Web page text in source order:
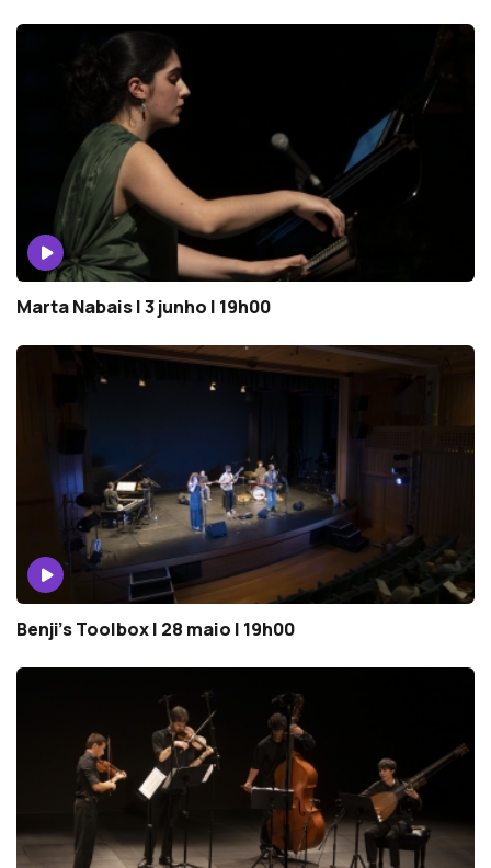
Marta Nabais | 3 junho | 19h00
Benji’s Toolbox | 28 maio | 19h00